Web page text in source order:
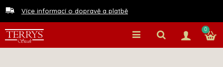
Více informací o dopravě a platbě
0